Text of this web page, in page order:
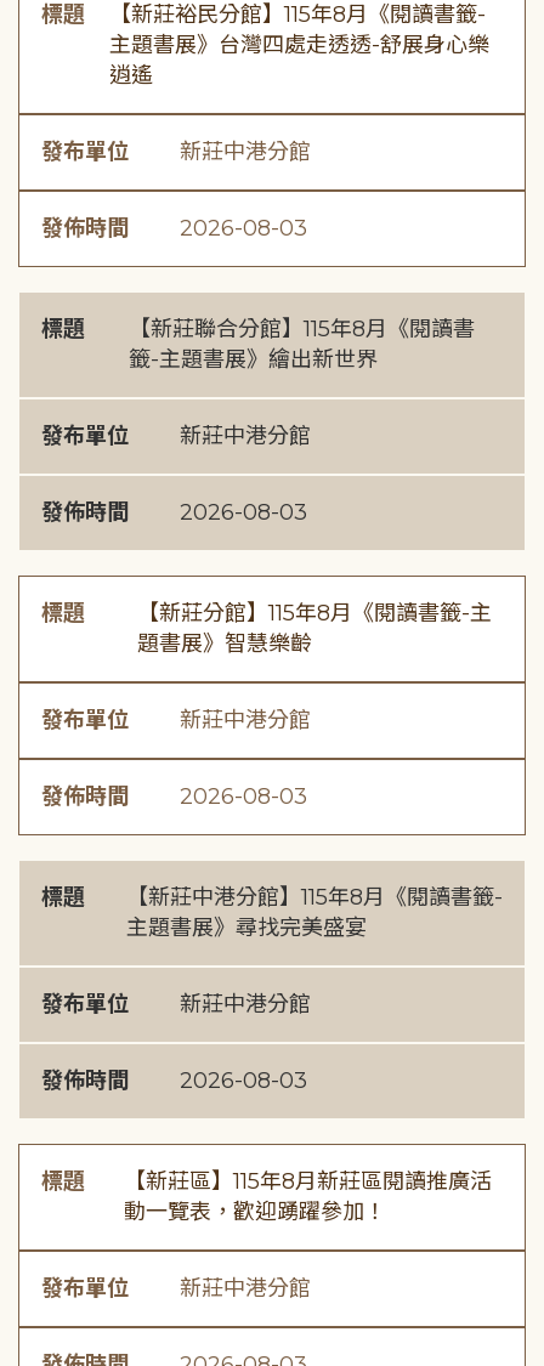
標題
【新莊裕民分館】115年8月《閱讀書籤-
主題書展》台灣四處走透透-舒展身心樂
逍遙
發布單位 新莊中港分館
發佈時間 2026-08-03
標題
【新莊聯合分館】115年8月《閱讀書
籤-主題書展》繪出新世界
發布單位 新莊中港分館
發佈時間 2026-08-03
標題
【新莊分館】115年8月《閱讀書籤-主
題書展》智慧樂齡
發布單位 新莊中港分館
發佈時間 2026-08-03
標題
【新莊中港分館】115年8月《閱讀書籤-
主題書展》尋找完美盛宴
發布單位 新莊中港分館
發佈時間 2026-08-03
標題
【新莊區】115年8月新莊區閱讀推廣活
動一覽表，歡迎踴躍參加！
發布單位 新莊中港分館